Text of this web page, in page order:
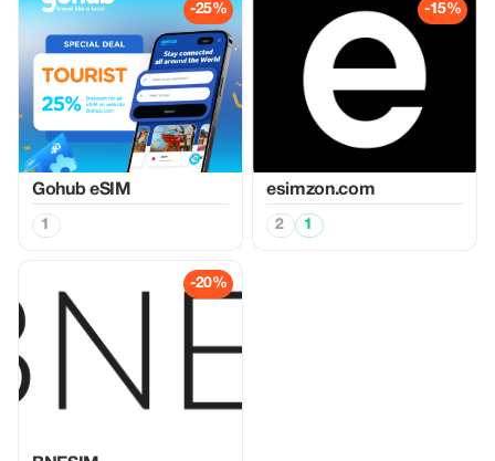
-25%
Gohub eSIM
1
-15%
esimzon.com
2 1
-20%